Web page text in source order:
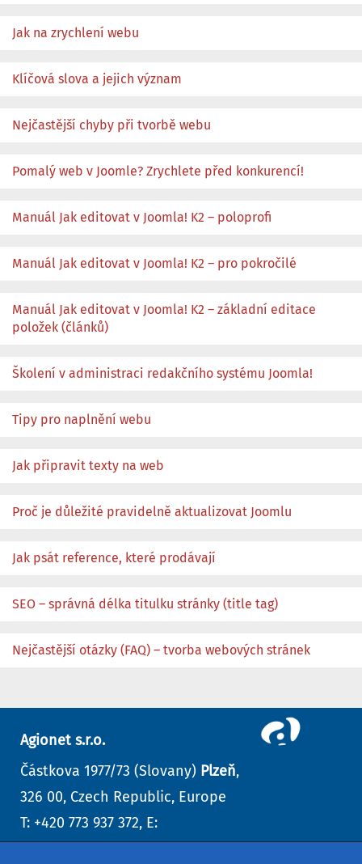
Jak na zrychlení webu
Klíčová slova a jejich význam
Nejčastější chyby při tvorbě webu
Pomalý web v Joomle? Zrychlete před konkurencí!
Manuál Jak editovat v Joomla! K2 – poloprofi
Manuál Jak editovat v Joomla! K2 – pro pokročilé
Manuál Jak editovat v Joomla! K2 – základní editace
položek (článků)
Školení v administraci redakčního systému Joomla!
Tipy pro naplnění webu
Jak připravit texty na web
Proč je důležité pravidelně aktualizovat Joomlu
Jak psát reference, které prodávají
SEO – správná délka titulku stránky (title tag)
Nejčastější otázky (FAQ) – tvorba webových stránek
Agionet s.r.o.
Částkova 1977/73 (Slovany) Plzeň,
326 00, Czech Republic, Europe
T: +420 773 937 372, E: